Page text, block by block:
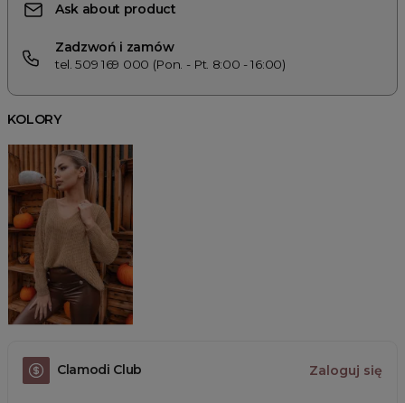
Ask about product
Zadzwoń i zamów
tel. 509 169 000 (Pon. - Pt. 8:00 - 16:00)
KOLORY
Clamodi Club Zaloguj się